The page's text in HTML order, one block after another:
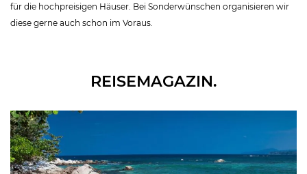
für die hochpreisigen Häuser. Bei Sonderwünschen organisieren wir
diese gerne auch schon im Voraus.
REISEMAGAZIN.